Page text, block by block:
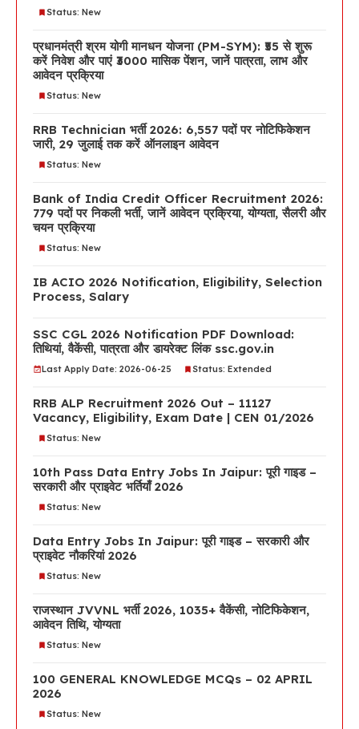
Status: New
प्रधानमंत्री श्रम योगी मानधन योजना (PM-SYM): ₹55 से शुरू
करें निवेश और पाएं ₹3000 मासिक पेंशन, जानें पात्रता, लाभ और
आवेदन प्रक्रिया
Status: New
RRB Technician भर्ती 2026: 6,557 पदों पर नोटिफिकेशन
जारी, 29 जुलाई तक करें ऑनलाइन आवेदन
Status: New
Bank of India Credit Officer Recruitment 2026:
779 पदों पर निकली भर्ती, जानें आवेदन प्रक्रिया, योग्यता, सैलरी और
चयन प्रक्रिया
Status: New
IB ACIO 2026 Notification, Eligibility, Selection
Process, Salary
SSC CGL 2026 Notification PDF Download:
तिथियां, वैकेंसी, पात्रता और डायरेक्ट लिंक ssc.gov.in
Last Apply Date: 2026-06-25 Status: Extended
RRB ALP Recruitment 2026 Out – 11127
Vacancy, Eligibility, Exam Date | CEN 01/2026
Status: New
10th Pass Data Entry Jobs In Jaipur: पूरी गाइड –
सरकारी और प्राइवेट भर्तियाँ 2026
Status: New
Data Entry Jobs In Jaipur: पूरी गाइड – सरकारी और
प्राइवेट नौकरियां 2026
Status: New
राजस्थान JVVNL भर्ती 2026, 1035+ वैकेंसी, नोटिफिकेशन,
आवेदन तिथि, योग्यता
Status: New
100 GENERAL KNOWLEDGE MCQs – 02 APRIL
2026
Status: New